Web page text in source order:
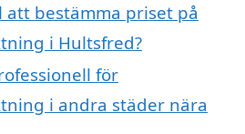
att bestämma priset på
i Hultsfred?
för
i andra städer nära